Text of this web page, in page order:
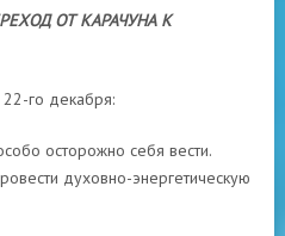
ОТ КАРАЧУНА К
го декабря:
осторожно себя вести.
духовно-энергетическую